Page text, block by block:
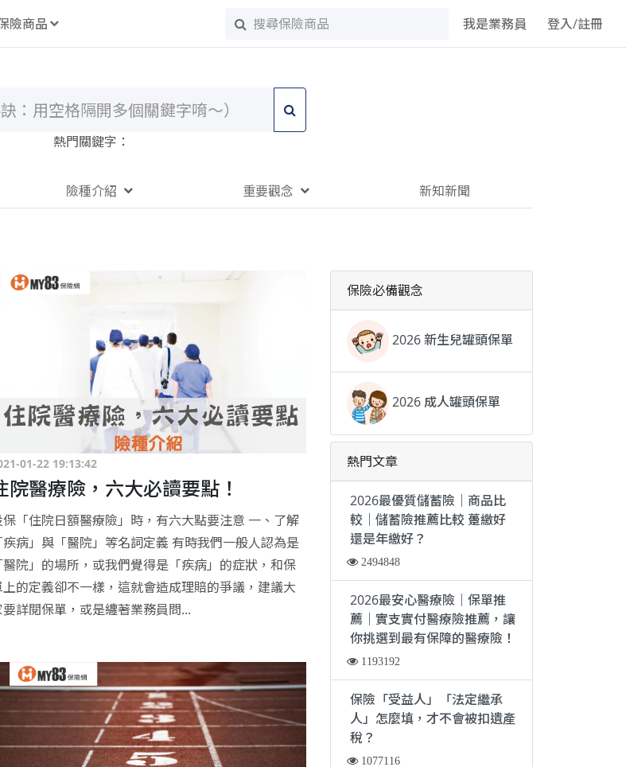
險商品 我是業務員 登入/註冊
熱門關鍵字：
險種介紹 重要觀念 新知新聞
01-22 19:13:42
院醫療險，六大必讀要點！
保「住院日額醫療險」時，有六大點要注意 一、了解
疾病」與「醫院」等名詞定義 有時我們一般人認為是
醫院」的場所，或我們覺得是「疾病」的症狀，和保
上的定義卻不一樣，這就會造成理賠的爭議，建議大
要詳閱保單，或是纏著業務員問...
保險必備觀念
2026 新生兒罐頭保單
2026 成人罐頭保單
熱門文章
2026最優質儲蓄險｜商品比
較｜儲蓄險推薦比較 躉繳好
還是年繳好？
2494848
2026最安心醫療險｜保單推
薦｜實支實付醫療險推薦，讓
你挑選到最有保障的醫療險！
1193192
保險「受益人」「法定繼承
人」怎麼填，才不會被扣遺產
稅？
1077116